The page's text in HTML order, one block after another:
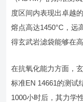
度区间内表现出卓越
熔点高达1450°C，远
得玄武岩滤袋能够在
在抗氧化能力方面，
标准EN 14661的测试
1000小时后，其力学